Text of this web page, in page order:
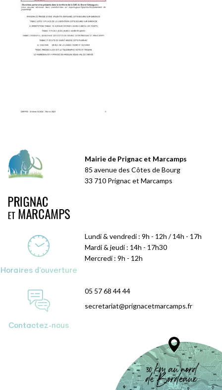
Mairie de Prignac et Marcamps
85 avenue des Côtes de Bourg
33 710 Prignac et Marcamps
Horaires d'ouverture
Lundi & vendredi : 9h - 12h / 14h - 17h
Mardi & jeudi : 14h - 17h30
Mercredi : 9h - 12h
Contactez-nous
05 57 68 44 44
secretariat@prignacetmarcamps.fr